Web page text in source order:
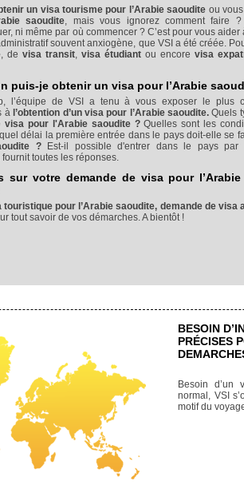
un visa tourisme pour l’Arabie saoudite ou
saoudite, mais vous ignorez comment faire
ni même par où commencer ? C’est pour vous
souvent anxiogène, que VSI a été créée.
, de visa transit, visa étudiant ou encore visa
puis-je obtenir un visa pour l’Arabie
l’équipe de VSI a tenu à vous exposer le plus
àl’obtention d’un visa pour l’Arabie saoudite. Quels
visa pour l'Arabie saoudite ?Quelles sont les
délai la première entrée dans le pays doit-elle se
?Est-il possible d'entrer dans le pays par
fournit toutes les réponses.
sur votre demande de visa pour
touristique pour l’Arabie saoudite, demande de visa
tout savoir de vos démarches. A bientôt !
BESOIN
PRÉCISES
Besoin
normal, VSI
motif du